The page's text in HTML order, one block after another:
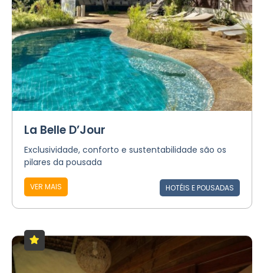
La Belle D’Jour
Exclusividade, conforto e sustentabilidade são os
pilares da pousada
VER MAIS HOTÉIS E POUSADAS